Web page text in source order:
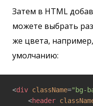
Затем в HTML
можете выбрать
же цвета,
умолчанию:
<div className="bg-
<header